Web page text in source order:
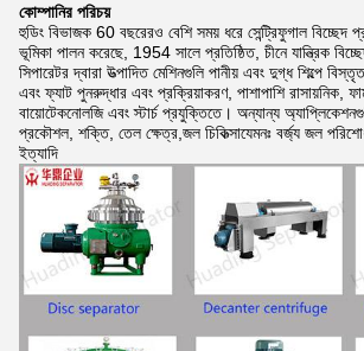
কোম্পানির পরিচয়
হুডিং বিভাজক 60 বছরেরও বেশি সময় ধরে সেন্ট্রিফুগাল বিচ্ছেদ
ভূমিকা পালন করেছে, 1954 সালে প্রতিষ্ঠিত, চীনে যান্ত্রিক
সিপারেটর দ্বারা উত্পাদিত মেশিনগুলি পানীয় এবং দুগ্ধ শিল্পে
এবং ফ্যাট পুনরুদ্ধার এবং প্রক্রিয়াকরণ, পাশাপাশি রাসায়নিক,
বায়োটেকনোলজি এবং স্টার্চ প্রযুক্তিতে। অন্যান্য
প্রকৌশল, শক্তি, তেল ক্ষেত্র,জল চিকিত্সাযেমনঃ বর্জ্য জল
ইত্যাদি